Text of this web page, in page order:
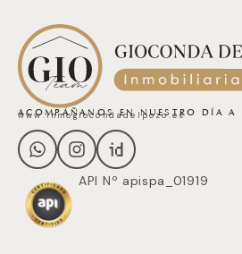
ACOMPÁÑANOS EN NUESTRO DÍA A
www.inmogiocondadelpozo.es
API Nº apispa_01919